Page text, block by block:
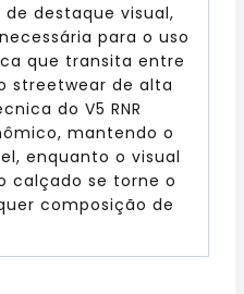
destaque visual,
para o uso
que transita entre
streetwear de alta
do V5 RNR
mantendo o
enquanto o visual
calçado se torne o
composição de